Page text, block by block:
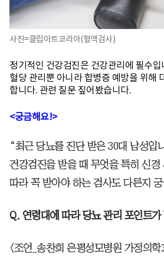
사진=클립아트코리아(혈액검사)
정기적인 건강검진은 건강관리에 필수
혈당 관리뿐 아니라 합병증 예방을 위해
합니다. 관련 질문 짚어봤습니다.
<궁금해요!>
“최근 당뇨를 진단 받은 30대 남성입
건강검진을 받을 때 무엇을 특히 신경
따라 꼭 받아야 하는 검사도 다른지
Q. 연령대에 따라 당뇨 관리 포인트가
<조언_송찬희 은평성모병원 가정의학